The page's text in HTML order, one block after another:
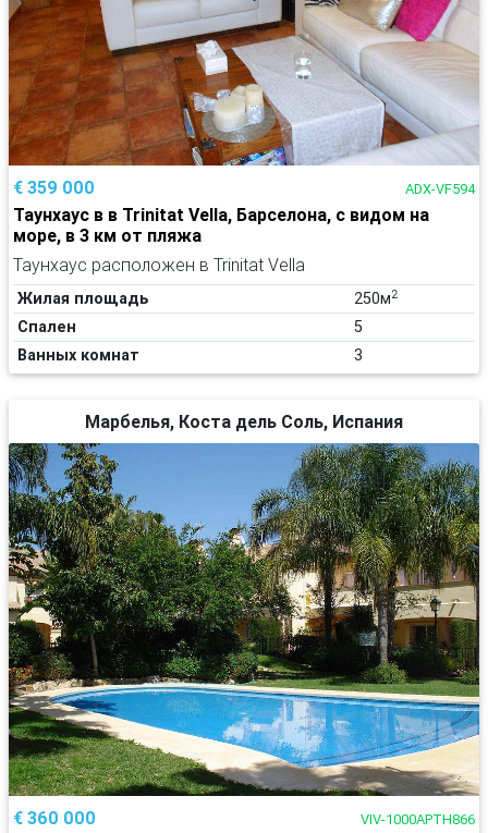
€ 359 000 ADX-VF594
Таунхаус в в Trinitat Vella, Барселона, с видом на
море, в 3 км от пляжа
Таунхаус расположен в Trinitat Vella
Жилая площадь 250м2
Спален
5
Ванных комнат
3
Марбелья, Коста дель Соль, Испания
€ 360 000 VIV-1000APTH866